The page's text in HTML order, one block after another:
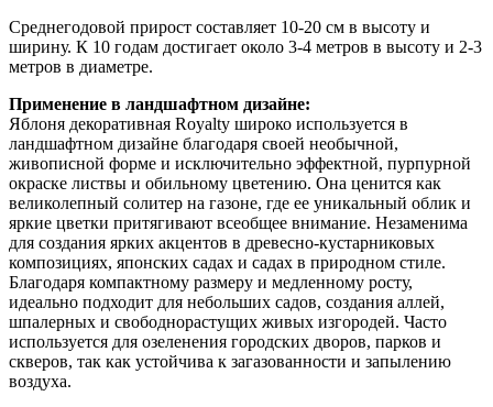
Среднегодовой прирост составляет 10-20 см в высоту и
ширину. К 10 годам достигает около 3-4 метров в высоту и 2-3
метров в диаметре.
Применение в ландшафтном дизайне:
Яблоня декоративная Royalty широко используется в
ландшафтном дизайне благодаря своей необычной,
живописной форме и исключительно эффектной, пурпурной
окраске листвы и обильному цветению. Она ценится как
великолепный солитер на газоне, где ее уникальный облик и
яркие цветки притягивают всеобщее внимание. Незаменима
для создания ярких акцентов в древесно-кустарниковых
композициях, японских садах и садах в природном стиле.
Благодаря компактному размеру и медленному росту,
идеально подходит для небольших садов, создания аллей,
шпалерных и свободнорастущих живых изгородей. Часто
используется для озеленения городских дворов, парков и
скверов, так как устойчива к загазованности и запылению
воздуха.